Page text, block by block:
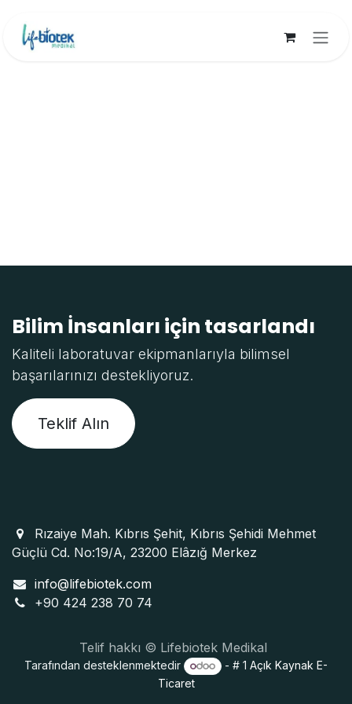
Bilim İnsanları için tasarlandı
Kaliteli laboratuvar ekipmanlarıyla bilimsel
başarılarınızı destekliyoruz.
Teklif Alın
Rızaiye Mah. Kıbrıs Şehit, Kıbrıs Şehidi Mehmet
Güçlü Cd. No:19/A, 23200 Elâzığ Merkez
info@lifebiotek.com
+90 424 238 70 74
Telif hakkı © Lifebiotek Medikal
Tarafından desteklenmektedir - # 1Açık Kaynak E-
Ticaret